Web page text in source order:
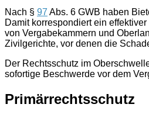
Nach § 97 Abs. 6 GWB haben
Damit korrespondiert ein
von Vergabekammern und
Zivilgerichte, vor denen die
Der Rechtsschutz im
sofortige Beschwerde vor dem
Primärrechtsschutz